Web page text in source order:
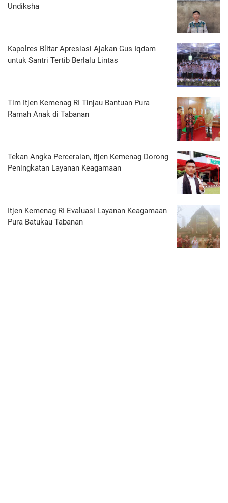
Undiksha
Kapolres Blitar Apresiasi Ajakan Gus Iqdam
untuk Santri Tertib Berlalu Lintas
Tim Itjen Kemenag RI Tinjau Bantuan Pura
Ramah Anak di Tabanan
Tekan Angka Perceraian, Itjen Kemenag Dorong
Peningkatan Layanan Keagamaan
Itjen Kemenag RI Evaluasi Layanan Keagamaan
Pura Batukau Tabanan